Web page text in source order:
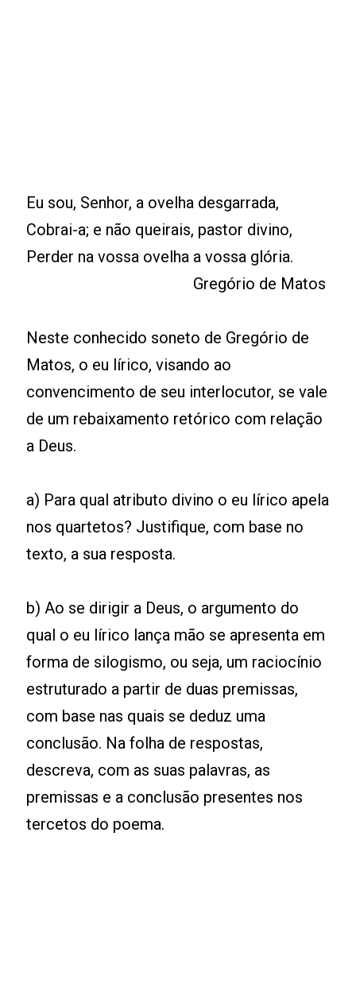
Eu sou, Senhor, a ovelha desgarrada,
Cobrai-a; e não queirais, pastor divino,
Perder na vossa ovelha a vossa glória.
Gregório de Matos
Neste conhecido soneto de Gregório de
Matos, o eu lírico, visando ao
convencimento de seu interlocutor, se vale
de um rebaixamento retórico com relação
a Deus.
a) Para qual atributo divino o eu lírico apela
nos quartetos? Justifique, com base no
texto, a sua resposta.
b) Ao se dirigir a Deus, o argumento do
qual o eu lírico lança mão se apresenta em
forma de silogismo, ou seja, um raciocínio
estruturado a partir de duas premissas,
com base nas quais se deduz uma
conclusão. Na folha de respostas,
descreva, com as suas palavras, as
premissas e a conclusão presentes nos
tercetos do poema.